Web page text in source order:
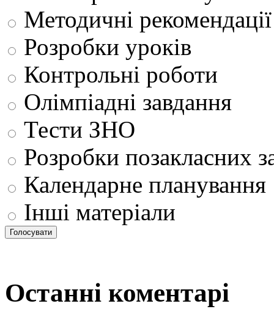
Методичні рекомендації
Розробки уроків
Контрольні роботи
Олімпіадні завдання
Тести ЗНО
Розробки позакласних
Календарне планування
Інші матеріали
Останні коментарі